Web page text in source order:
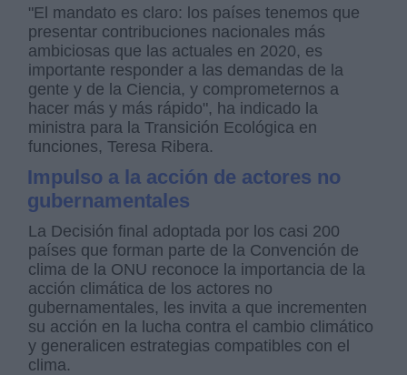
"El mandato es claro: los países tenemos que
presentar contribuciones nacionales más
ambiciosas que las actuales en 2020, es
importante responder a las demandas de la
gente y de la Ciencia, y comprometernos a
hacer más y más rápido", ha indicado la
ministra para la Transición Ecológica en
funciones, Teresa Ribera.
Impulso a la acción de actores no
gubernamentales
La Decisión final adoptada por los casi 200
países que forman parte de la Convención de
clima de la ONU reconoce la importancia de la
acción climática de los actores no
gubernamentales, les invita a que incrementen
su acción en la lucha contra el cambio climático
y generalicen estrategias compatibles con el
clima.